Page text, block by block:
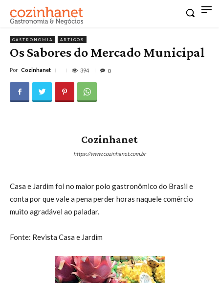
GASTRONOMIA ARTIGOS
Os Sabores do Mercado Municipal
Por Cozinhanet 394 0
Cozinhanet
https://www.cozinhanet.com.br
Casa e Jardim foi no maior polo gastronômico do Brasil e
conta por que vale a pena perder horas naquele comércio
muito agradável ao paladar.
Fonte: Revista Casa e Jardim